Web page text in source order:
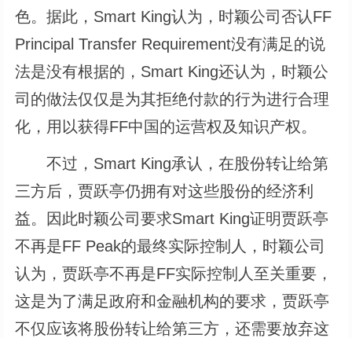
色。据此，Smart King认为，时颖公司否认FF
Principal Transfer Requirement没有满足的说
法是没有根据的，Smart King还认为，时颖公
司的做法仅仅是为其拒绝付款的行为进行合理
化，用以获得FF中国的运营权及知识产权。
不过，Smart King承认，在股份转让给第
三方后，贾跃亭仍拥有对这些股份的经济利
益。因此时颖公司要求Smart King证明贾跃亭
不再是FF Peak的最终实际控制人，时颖公司
认为，贾跃亭不再是FF实际控制人至关重要，
这是为了满足政府和金融机构的要求，贾跃亭
不仅应该将股份转让给第三方，还需要放弃这